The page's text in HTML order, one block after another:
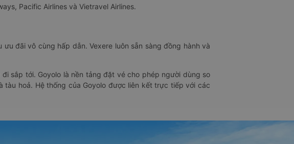
Pacific Airlines và Vietravel Airlines.
đãi vô cùng hấp dẫn. Vexere luôn sẵn sàng đồng hành và
đi sắp tới. Goyolo là nền tảng đặt vé cho phép người dùng so
hoả. Hệ thống của Goyolo được liên kết trực tiếp với các